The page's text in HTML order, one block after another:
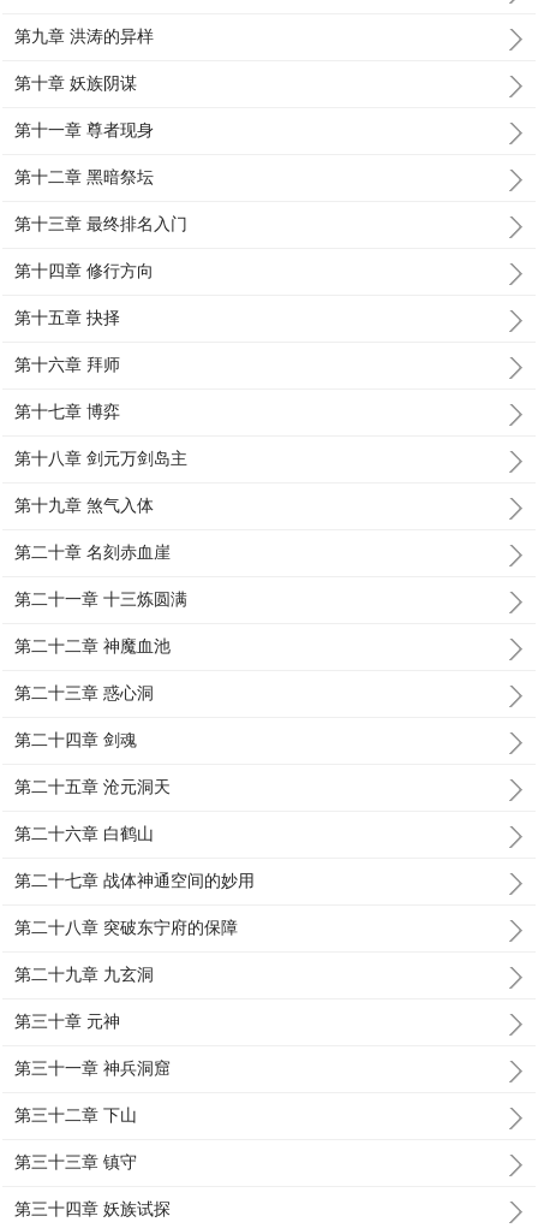
第九章 洪涛的异样
第十章 妖族阴谋
第十一章 尊者现身
第十二章 黑暗祭坛
第十三章 最终排名入门
第十四章 修行方向
第十五章 抉择
第十六章 拜师
第十七章 博弈
第十八章 剑元万剑岛主
第十九章 煞气入体
第二十章 名刻赤血崖
第二十一章 十三炼圆满
第二十二章 神魔血池
第二十三章 惑心洞
第二十四章 剑魂
第二十五章 沧元洞天
第二十六章 白鹤山
第二十七章 战体神通空间的妙用
第二十八章 突破东宁府的保障
第二十九章 九玄洞
第三十章 元神
第三十一章 神兵洞窟
第三十二章 下山
第三十三章 镇守
第三十四章 妖族试探